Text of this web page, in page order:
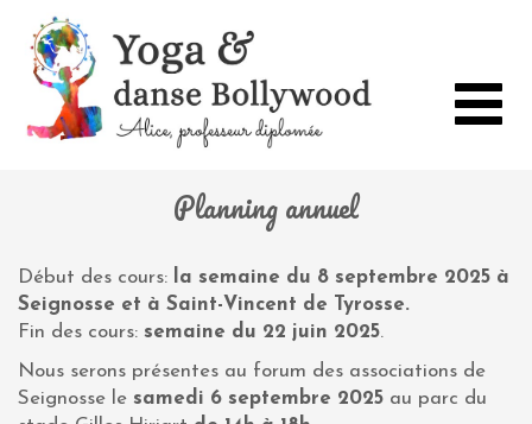
Toggle
Planning annuel
Début des cours: la semaine du 8 septembre 2025 à
Seignosse et à Saint-Vincent de Tyrosse.
Fin des cours: semaine du 22 juin 2025.
Nous serons présentes au forum des associations de
Seignosse le samedi 6 septembre 2025 au parc du